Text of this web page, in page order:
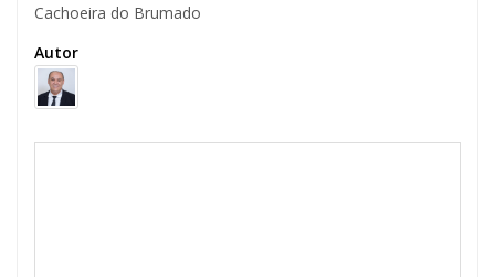
Cachoeira do Brumado
Autor